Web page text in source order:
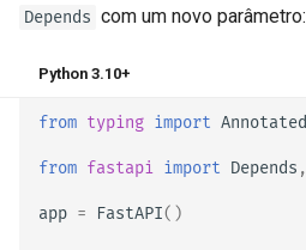
Depends com um novo parâmetro:
Python 3.10+
from typing import Annotated
from fastapi import Depends ,
app = FastAPI()